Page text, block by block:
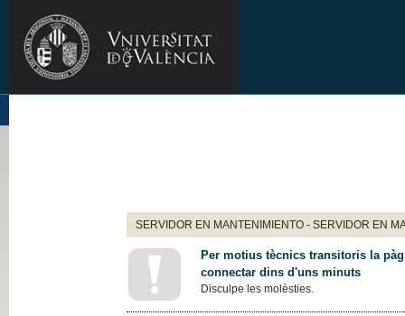
SERVIDOR EN MANTENIMIENTO - SERVIDOR EN
Per motius tècnics transitoris la
connectar dins d'uns minuts
Disculpe les molèsties.